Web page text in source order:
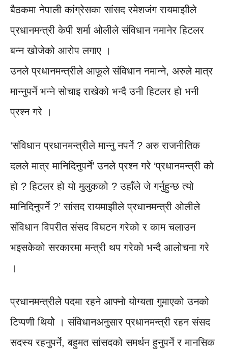
बैठकमा नेपाली कांग्रेसका सांसद रमेशजंग रायमाझीले
प्रधानमन्त्री केपी शर्मा ओलीले संविधान नमानेर हिटलर
बन्न खोजेको आरोप लगाए ।
उनले प्रधानमन्त्रीले आफूले संविधान नमान्ने, अरुले मात्र
मान्नुपर्ने भन्ने सोचाइ राखेको भन्दै उनी हिटलर हो भनी
प्रश्न गरे ।
‘संविधान प्रधानमन्त्रीले मान्नु नपर्ने ? अरु राजनीतिक
दलले मात्र मानिदिनुपर्ने’ उनले प्रश्न गरे ‘प्रधानमन्त्री को
हो ? हिटलर हो यो मुलुकको ? उहाँले जे गर्नुहुन्छ त्यो
मानिदिनुपर्ने ?’ सांसद रायमाझीले प्रधानमन्त्री ओलीले
संविधान विपरीत संसद विघटन गरेको र काम चलाउन
भइसकेको सरकारमा मन्त्री थप गरेको भन्दै आलोचना गरे
।
प्रधानमन्त्रीले पदमा रहने आफ्नो योग्यता गुमाएको उनको
टिप्पणी थियोे । संविधानअनुसार प्रधानमन्त्री रहन संसद
सदस्य रहनुपर्ने, बहुमत सांसदको समर्थन हुनुपर्ने र मानसिक